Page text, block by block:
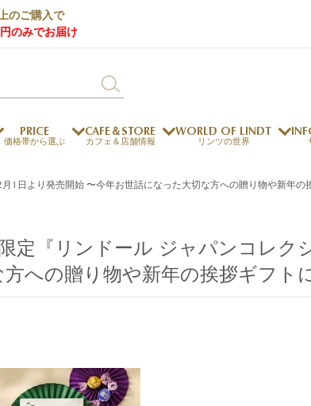
のご購入で
のみでお届け
て
PRICE
価格帯から選ぶ
CAFE＆STORE
カフェ＆店舗情報
WORLD OF LINDT
リンツの世界
チョコレートとのマッチング
チョコレートと紅茶
リンツのチョコ
1日より発売開始 〜今年お世話になった大切な方への贈り物や新年の
『リンドール ジャパンコレク
への贈り物や新年の挨拶ギフト